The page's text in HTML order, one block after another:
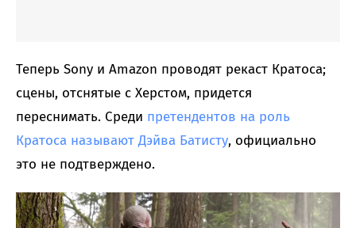
Теперь Sony и Amazon проводят рекаст Кратоса;
сцены, отснятые с Херстом, придется
переснимать. Среди претендентов на роль
Кратоса называют Дэйва Батисту, официально
это не подтверждено.